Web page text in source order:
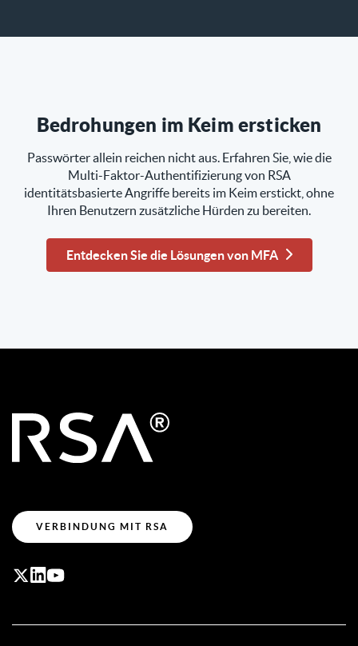
Bedrohungen im Keim ersticken
Passwörter allein reichen nicht aus. Erfahren Sie, wie die
Multi-Faktor-Authentifizierung von RSA
identitätsbasierte Angriffe bereits im Keim erstickt, ohne
Ihren Benutzern zusätzliche Hürden zu bereiten.
Entdecken Sie die Lösungen von MFA
VERBINDUNG MIT RSA